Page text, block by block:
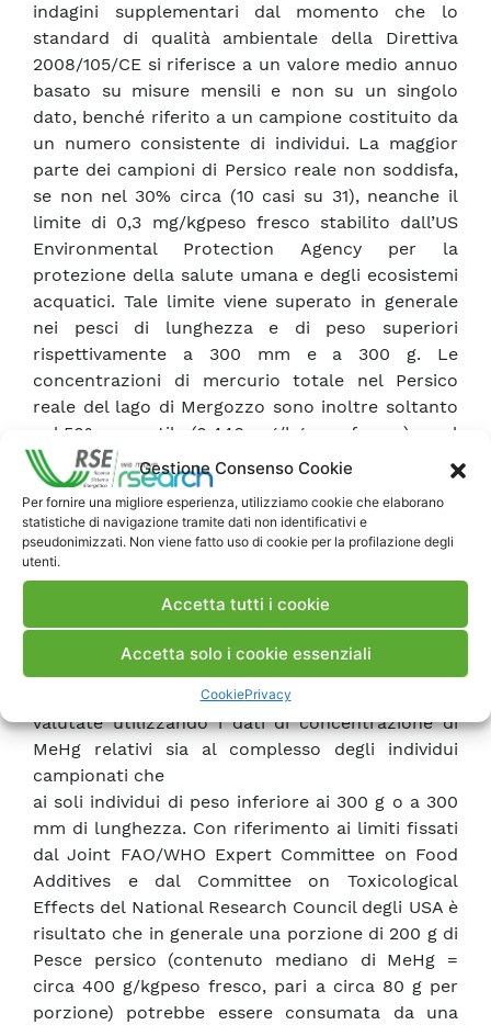
Gestione Consenso Cookie
Per fornire una migliore esperienza, utilizziamo cookie che elaborano
statistiche di navigazione tramite dati non identificativi e
pseudonimizzati. Non viene fatto uso di cookie per la profilazione degli
utenti.
Accetta tutti i cookie
Accetta solo i cookie essenziali
CookiePrivacy
indagini supplementari dal momento che lo
standard di qualità ambientale della Direttiva
2008/105/CE si riferisce a un valore medio annuo
basato su misure mensili e non su un singolo
dato, benché riferito a un campione costituito da
un numero consistente di individui. La maggior
parte dei campioni di Persico reale non soddisfa,
se non nel 30% circa (10 casi su 31), neanche il
limite di 0,3 mg/kgpeso fresco stabilito dall’US
Environmental Protection Agency per la
protezione della salute umana e degli ecosistemi
acquatici. Tale limite viene superato in generale
nei pesci di lunghezza e di peso superiori
rispettivamente a 300 mm e a 300 g. Le
concentrazioni di mercurio totale nel Persico
reale del lago di Mergozzo sono inoltre soltanto
nel 50° percentile (0,446 mg/kgpeso fresco) e nel
90° percentile (0,890 mg/kgpeso fresco) inferiori
ai limiti indicati dal Regolamento CE/1881 del
2006 che fissa per i prodotti ittici destinati alla
alimentazione umana il valore di 0,5 mg/kgpeso
fresco quello per i “pesci non predatori” e di 1
(tra quelli d’acqua dolce sono indicati peraltro
solo l’Anguilla, il Luccio e lo Storione). Le possibili
proveniente dal lago di Mergozzo sono state
valutate utilizzando i dati di concentrazione di
MeHg relativi sia al complesso degli individui
campionati che
ai soli individui di peso inferiore ai 300 g o a 300
mm di lunghezza. Con riferimento ai limiti fissati
dal Joint FAO/WHO Expert Committee on Food
Additives e dal Committee on Toxicological
Effects del National Research Council degli USA è
risultato che in generale una porzione di 200 g di
Pesce persico (contenuto mediano di MeHg =
circa 400 g/kgpeso fresco, pari a circa 80 g per
porzione) potrebbe essere consumata da una